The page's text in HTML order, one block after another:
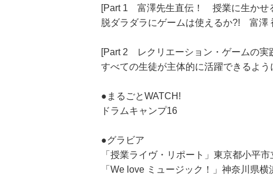
[Part 1 富澤先生直伝！ 授業に生かせ
脱ダラダラにゲームは使えるか?! 富澤
[Part 2 レクリエーション・ゲームの実
すべての生徒が主体的に活躍できるよ
●まるごとWATCH!
ドラムキャンプ16
●グラビア
「授業ライヴ・リポート」東京都小平
「We love ミュージック！」神奈川県